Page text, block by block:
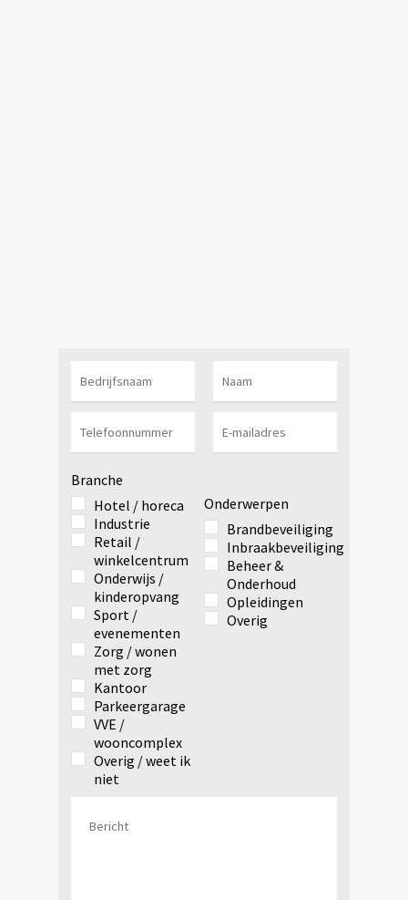
Branche
Hotel / horeca
Industrie
Retail /
winkelcentrum
Onderwijs /
kinderopvang
Sport /
evenementen
Zorg / wonen
met zorg
Kantoor
Parkeergarage
VVE /
wooncomplex
Overig / weet ik
niet
Onderwerpen
Brandbeveiliging
Inbraakbeveiliging
Beheer &
Onderhoud
Opleidingen
Overig